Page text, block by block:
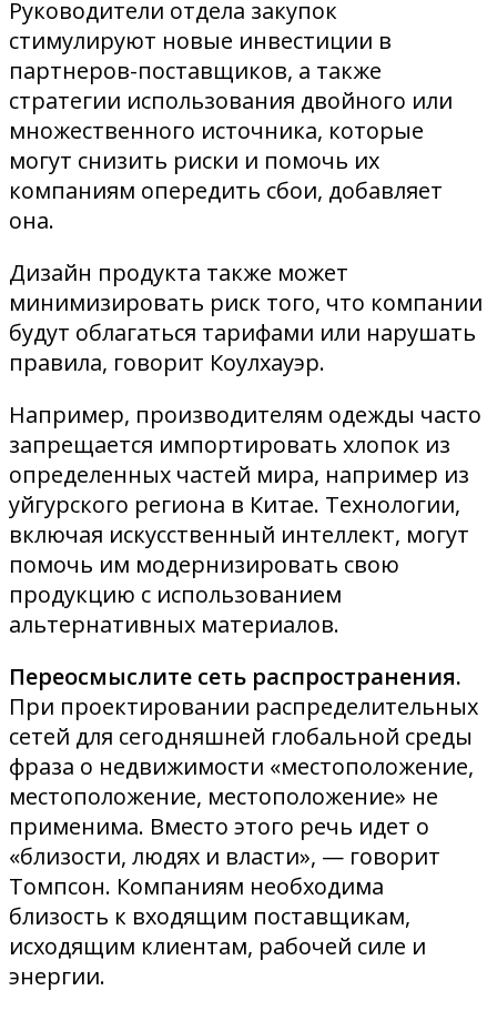
Руководители отдела закупок
стимулируют новые инвестиции в
партнеров-поставщиков, а также
стратегии использования двойного или
множественного источника, которые
могут снизить риски и помочь их
компаниям опередить сбои, добавляет
она.
Дизайн продукта также может
минимизировать риск того, что компании
будут облагаться тарифами или нарушать
правила, говорит Коулхауэр.
Например, производителям одежды часто
запрещается импортировать хлопок из
определенных частей мира, например из
уйгурского региона в Китае. Технологии,
включая искусственный интеллект, могут
помочь им модернизировать свою
продукцию с использованием
альтернативных материалов.
Переосмыслите сеть распространения.
При проектировании распределительных
сетей для сегодняшней глобальной среды
фраза о недвижимости «местоположение,
местоположение, местоположение» не
применима. Вместо этого речь идет о
«близости, людях и власти», — говорит
Томпсон. Компаниям необходима
близость к входящим поставщикам,
исходящим клиентам, рабочей силе и
энергии.